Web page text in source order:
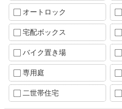
オートロック
宅配ボックス
バイク置き場
専用庭
二世帯住宅